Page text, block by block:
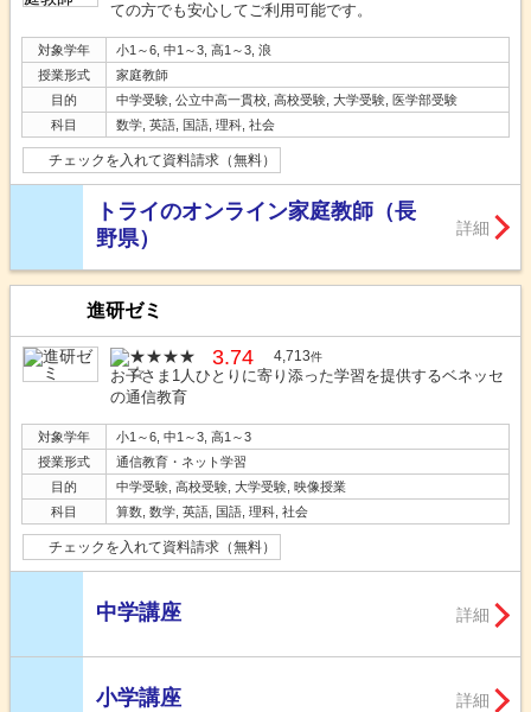
ての方でも安心してご利用可能です。
対象学年
小1～6, 中1～3, 高1～3, 浪
授業形式
家庭教師
目的
中学受験, 公立中高一貫校, 高校受験, 大学受験, 医学部受験
科目
数学, 英語, 国語, 理科, 社会
チェックを入れて資料請求（無料）
トライのオンライン家庭教師（長
野県）
詳細
進研ゼミ
3.74 4,713件
お子さま1人ひとりに寄り添った学習を提供するベネッセ
の通信教育
対象学年
小1～6, 中1～3, 高1～3
授業形式
通信教育・ネット学習
目的
中学受験, 高校受験, 大学受験, 映像授業
科目
算数, 数学, 英語, 国語, 理科, 社会
チェックを入れて資料請求（無料）
中学講座 詳細
小学講座 詳細